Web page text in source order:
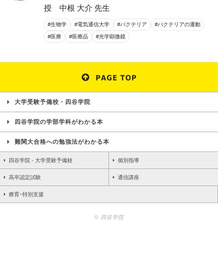
授 中根 大介 先生
#生物学 #電気通信大学 #バクテリア #バクテリアの運動
#医療 #医療品 #光学顕微鏡
大学受験予備校・四谷学院
四谷学院の学部学科がわかる本
難関大合格への勉強法がわかる本
四谷学院 - 大学受験予備校 個別指導
高卒認定試験 通信講座
療育･特別支援
© 四谷学院